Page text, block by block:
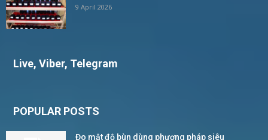
9 April 2026
Live, Viber, Telegram
POPULAR POSTS
Đo mật độ bùn dùng phương pháp siêu